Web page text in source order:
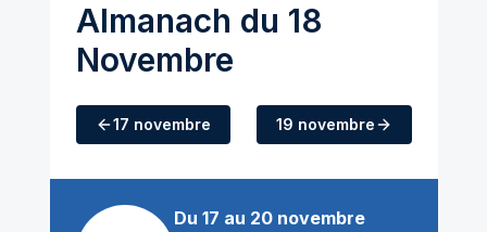
Almanach du 18
Novembre
17 novembre 19 novembre
Du 17 au 20 novembre